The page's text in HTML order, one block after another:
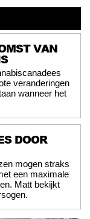
VAN
veranderingen
wanneer het
DOOR
mogen straks
een maximale
Matt bekijkt